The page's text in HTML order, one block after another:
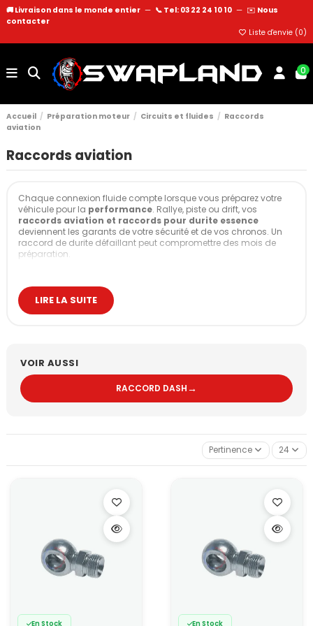
🚚 Livraison dans le monde entier — 📞 Tel: 03 22 24 10 10 — ✉️ Nous
contacter
Liste d'envie (0)
0
Accueil Préparation moteur Circuits et fluides
Raccords
aviation
Raccords aviation
Chaque connexion fluide compte lorsque vous préparez votre
véhicule pour la performance. Rallye, piste ou drift, vos
raccords aviation et raccords pour durite essence
deviennent les garants de votre sécurité et de vos chronos. Un
raccord de durite défaillant peut compromettre des mois de
préparation.
couvre tous les fluides : carburant, freinage, refroidissement,
hydraulique.
Profitez des produits haut de gamme de nos marques
sélectionnées pour leur qualité exceptionnelle :
Nuke Performance : marque suédoise reconnue pour ses
SL Racing : spécialiste des raccords haute performance,
cette marque offre des solutions techniques éprouvées
pour les applications les plus exigeantes.
qualité et rapport performance/prix optimal.
Ces marques disposent d'un large choix de raccords aviation
en tous genres, de durites renforcées pour tous carburants ou
encore de pompes à essence et de régulateurs de pression
d'essence.
Qu'est-ce que les raccords aviation ?
Les raccords aviation (également appelés raccords AN - Army-
aéronautique, ces raccords pour durite essence et autres fluides
LIRE LA SUITE
VOIR AUSSI
RACCORD DASH→
Pertinence 24
En Stock En Stock